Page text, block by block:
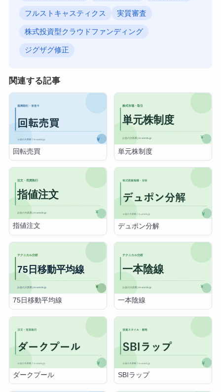
フルストキャスティクス 実質審査
株式投資型クラウドファンディング
ジグザグ修正
関連する記事
回転売買 単元株制度
指値注文 デュポン分解
75日移動平均線 一本陰線
ダークプール SBIラップ